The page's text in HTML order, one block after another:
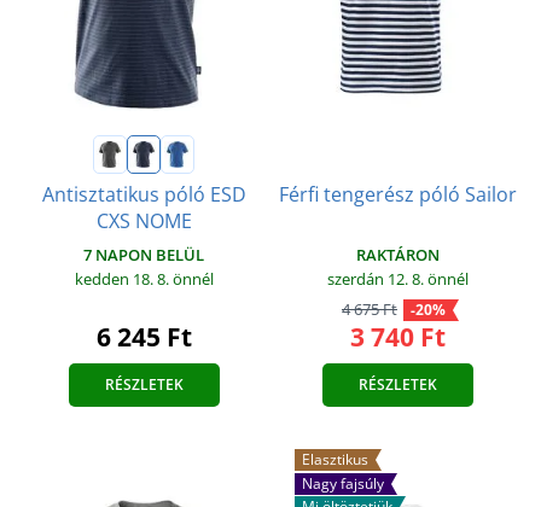
Antisztatikus póló ESD
CXS NOME
7 NAPON BELÜL
kedden 18. 8.önnél
6 245 Ft
RÉSZLETEK
Férfi tengerész póló Sailor
RAKTÁRON
szerdán 12. 8.önnél
4 675 Ft
-20%
3 740 Ft
RÉSZLETEK
Elasztikus
Nagy fajsúly